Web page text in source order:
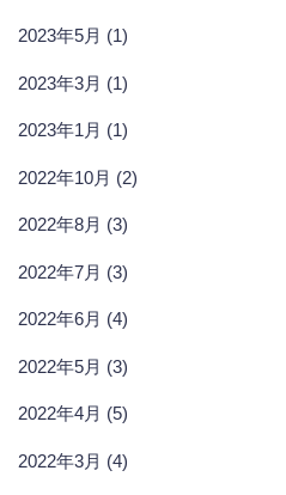
2023年5月 (1)
2023年3月 (1)
2023年1月 (1)
2022年10月 (2)
2022年8月 (3)
2022年7月 (3)
2022年6月 (4)
2022年5月 (3)
2022年4月 (5)
2022年3月 (4)